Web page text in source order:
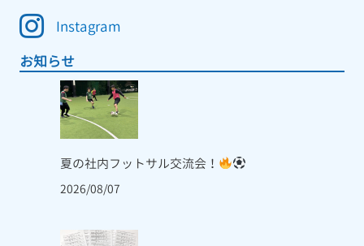
Instagram
お知らせ
夏の社内フットサル交流会！
2026/08/07